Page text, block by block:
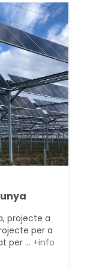
projecte a
per a
per ... +info